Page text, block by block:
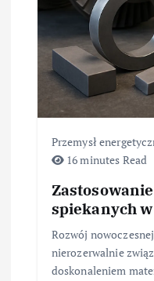
Przemysł
16 minutes Read
spiekanych
Rozwój
nierozerwalnie
doskonaleniem